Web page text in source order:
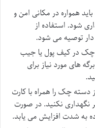
همواره در مکانی امن و
شود. استفاده از
توصیه می شود.
در کیف پول یا جیب
های مورد نیاز برای
دسته چک را همراه با کارت
نگهداری نکنید. در صورت
به شدت افزایش می یابد.